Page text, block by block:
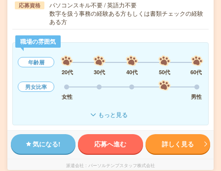
応募資格
パソコンスキル不要 / 英語力不要
数字を扱う事務の経験ある方もしくは書類チェックの経験
ある方
職場の雰囲気
年齢層
20代
30代 40代 50代
60代
男女比率
女性
男性
もっと見る
気になる! 応募へ進む 詳しく見る
派遣会社 パーソルテンプスタッフ株式会社